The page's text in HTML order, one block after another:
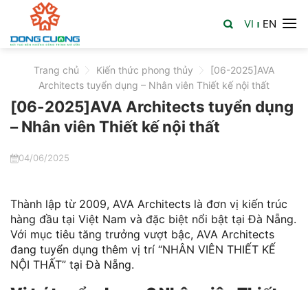
content
VI | EN
Trang chủ > Kiến thức phong thủy >
[06-2025]AVA
Architects tuyển dụng – Nhân viên Thiết kế nội thất
[06-2025]AVA Architects tuyển dụng
– Nhân viên Thiết kế nội thất
04/06/2025
Thành lập từ 2009, AVA Architects là đơn vị kiến trúc
hàng đầu tại Việt Nam và đặc biệt nổi bật tại Đà Nẵng.
Với mục tiêu tăng trưởng vượt bậc, AVA Architects
đang tuyển dụng thêm vị trí “NHÂN VIÊN THIẾT KẾ
NỘI THẤT” tại Đà Nẵng.